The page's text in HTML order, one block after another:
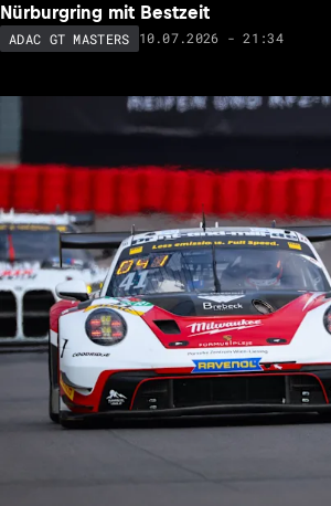
Nürburgring mit Bestzeit
ADAC GT MASTERS 10.07.2026 - 21:34